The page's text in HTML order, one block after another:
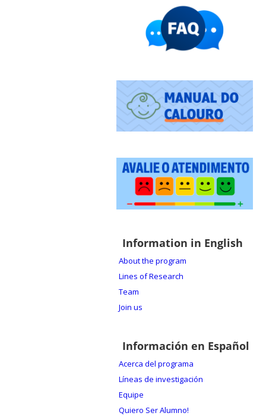
Information in English
About the program
Lines of Research
Team
Join us
Información en Español
Acerca del programa
Líneas de investigación
Equipe
Quiero Ser Alumno!